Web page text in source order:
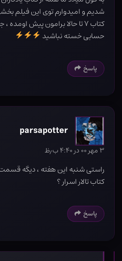
شدیم و امیدوارم توی این فیلم
کتاب ۷ تا حالا برامون پیش اومده ، جواب داده بشه .
حسابی خسته نباشید
پاسخ
parsapotter
۳ مهر ۰۰ در ۴:۴۰ ب٫ظ
راستی شنبه این هفته ، دیگه
کتاب تالار اسرار ؟
پاسخ